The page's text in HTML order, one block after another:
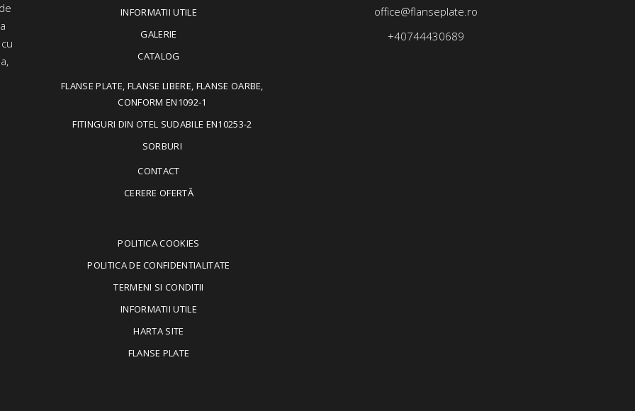
INFORMATII UTILE
GALERIE
CATALOG
FLANSE PLATE, FLANSE LIBERE, FLANSE OARBE,
CONFORM EN1092-1
FITINGURI DIN OTEL SUDABILE EN10253-2
SORBURI
CONTACT
CERERE OFERTĂ
POLITICA COOKIES
POLITICA DE CONFIDENTIALITATE
TERMENI SI CONDITII
INFORMATII UTILE
HARTA SITE
FLANSE PLATE
office@flanseplate.ro
+40744430689